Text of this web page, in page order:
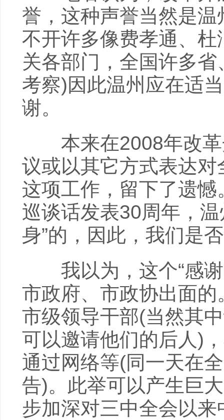
誉，这种声誉当然是
不开许多像费孝通、
关各部门，全国许多
考察)因此温州应在适
谢。
本来在2008年改革
议或以其它方式表达
这项工作，留下了遗
巡谈话发表30周年，
身”的，因此，我们是
我以为，这个“感谢
市政府、市政协出面
市级领导干部(当然其
可以邀请他们的后人)
通过网络等(同一天在
告)。此举可以产生巨
步加深对三中全会以